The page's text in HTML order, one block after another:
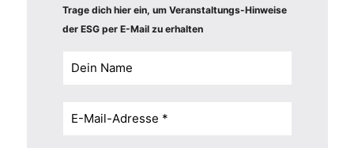
Trage dich hier ein, um Veranstaltungs-Hinweise
der ESG per E-Mail zu erhalten